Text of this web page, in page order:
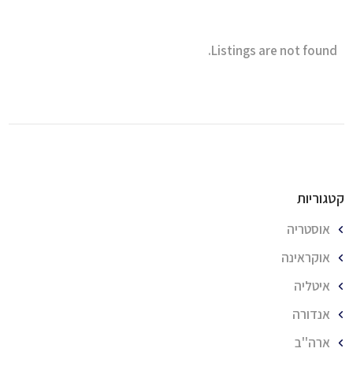
Listings are not found.
קטגוריות
אוסטריה
אוקראינה
איטליה
אנדורה
ארה''ב